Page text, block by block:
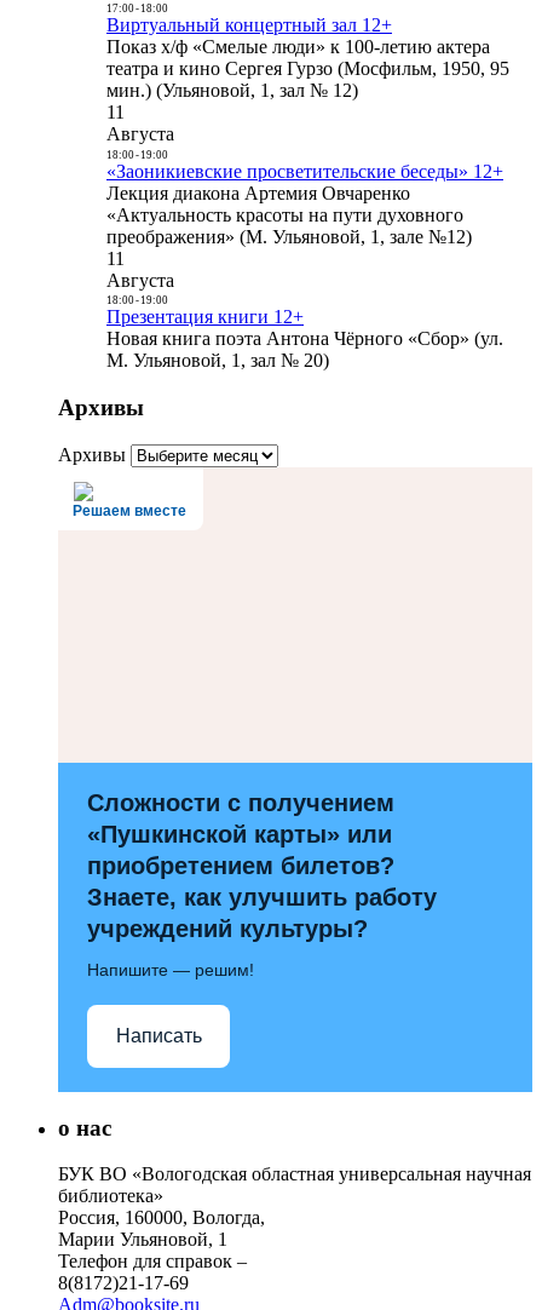
17:00- 18:00
Виртуальный концертный зал 12+
Показ х/ф «Смелые люди» к 100-летию актера
театра и кино Сергея Гурзо (Мосфильм, 1950, 95
мин.) (Ульяновой, 1, зал № 12)
11
Августа
18:00- 19:00
«Заоникиевские просветительские беседы» 12+
Лекция диакона Артемия Овчаренко
«Актуальность красоты на пути духовного
преображения» (М. Ульяновой, 1, зале №12)
11
Августа
18:00- 19:00
Презентация книги 12+
Новая книга поэта Антона Чёрного «Сбор» (ул.
М. Ульяновой, 1, зал № 20)
Архивы
Архивы
Решаем вместе
Сложности с получением
«Пушкинской карты» или
приобретением билетов?
Знаете, как улучшить работу
учреждений культуры?
Напишите — решим!
Написать
о нас
БУК ВО «Вологодская областная универсальная научная
библиотека»
Россия, 160000, Вологда,
Марии Ульяновой, 1
Телефон для справок –
8(8172)21-17-69
Adm@booksite.ru